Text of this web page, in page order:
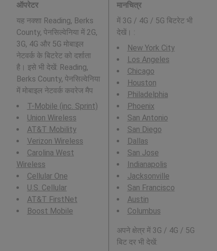
ऑपरेटर
यह नक्शा Reading, Berks
County, पेनसिल्वेनिया में 2G,
3G, 4G और 5G मोबाइल
नेटवर्क के बिटरेट को दर्शाता
है। इसे भी देखें: Reading,
Berks County, पेनसिल्वेनिया
में मोबाइल नेटवर्क कवरेज मैप
T-Mobile (inc. Sprint)
Union Wireless
AT&T Mobility
Verizon Wireless
Carolina West
Wireless
Cellular One
U.S. Cellular
AT&T FirstNet
Boost Mobile
मानचित्र
में 3G / 4G / 5G बिटरेट भी
देखें। :
New York City
Los Angeles
Chicago
Houston
Philadelphia
Phoenix
San Antonio
San Diego
Dallas
San Jose
Indianapolis
Jacksonville
San Francisco
Austin
Columbus
अपने क्षेत्र में 3G / 4G / 5G
बिट दर भी देखें: